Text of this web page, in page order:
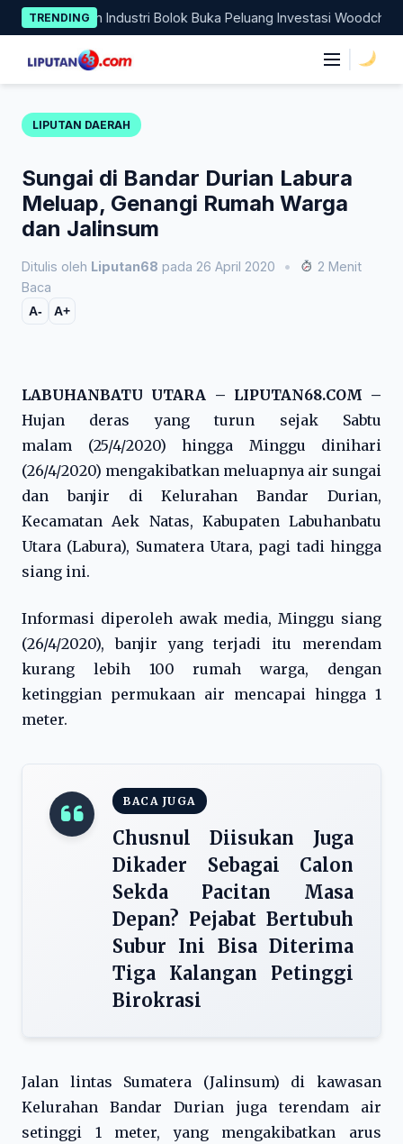
Skip
to
content
TRENDING
Kawasan Industri Bolok Buka Peluang Investasi Woodchip untuk
LIPUTAN DAERAH
Sungai di Bandar Durian Labura
Meluap, Genangi Rumah Warga
dan Jalinsum
Ditulis oleh Liputan68 pada 26 April 2020 •
2 Menit
Baca
A- A+
LABUHANBATU UTARA – LIPUTAN68.COM –
Hujan deras yang turun sejak Sabtu
malam (25/4/2020) hingga Minggu dinihari
(26/4/2020) mengakibatkan meluapnya air sungai
dan banjir di Kelurahan Bandar Durian,
Kecamatan Aek Natas, Kabupaten Labuhanbatu
Utara (Labura), Sumatera Utara, pagi tadi hingga
siang ini.
Informasi diperoleh awak media, Minggu siang
(26/4/2020), banjir yang terjadi itu merendam
kurang lebih 100 rumah warga, dengan
ketinggian permukaan air mencapai hingga 1
meter.
BACA JUGA
Chusnul Diisukan Juga
Dikader Sebagai Calon
Sekda Pacitan Masa
Depan? Pejabat Bertubuh
Subur Ini Bisa Diterima
Tiga Kalangan Petinggi
Birokrasi
Jalan lintas Sumatera (Jalinsum) di kawasan
Kelurahan Bandar Durian juga terendam air
setinggi 1 meter, yang mengakibatkan arus